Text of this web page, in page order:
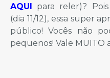
AQUI
para reler)?
(dia 11/12), essa super
público! Vocês não
pequenos! Vale MUITO